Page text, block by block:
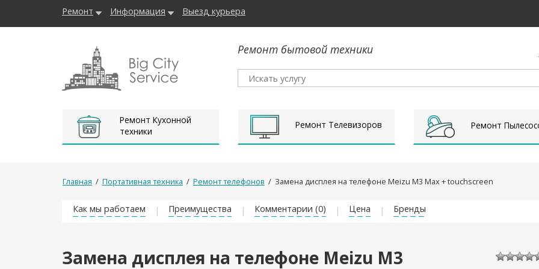
Ремонт Информация Выезд курьера
Ремонт бытовой техники
Ремонт Кухонной
техники
Ремонт Телевизоров Ремонт
Главная / Портативная техника / Ремонт телефонов / Замена дисплея на телефоне Meizu M3 Max + touchscreen
Как мы работаем Преимущества Комментарии (0) Цена Бренды
Замена дисплея на телефоне Meizu M3